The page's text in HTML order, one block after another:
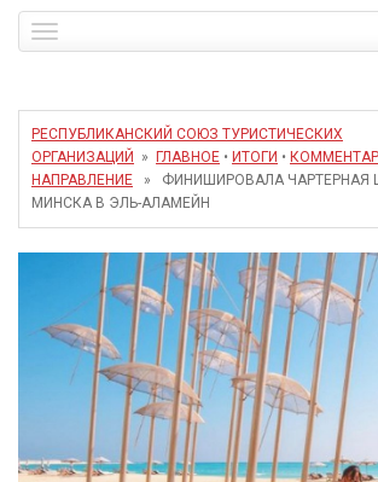
navigation
РЕСПУБЛИКАНСКИЙ СОЮЗ ТУРИСТИЧЕСКИХ
ОРГАНИЗАЦИЙ
» ГЛАВНОЕ • ИТОГИ •
НАПРАВЛЕНИЕ » ФИНИШИРОВАЛА ЧАРТЕРНАЯ
МИНСКА В ЭЛЬ-АЛАМЕЙН